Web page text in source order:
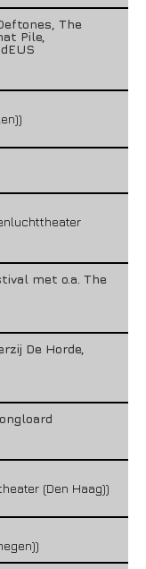
The
Pile,
met o.a. The
De Horde,
(Den Haag))